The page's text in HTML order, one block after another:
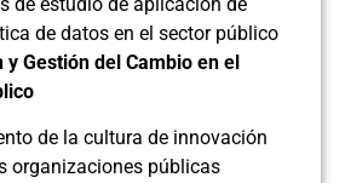
de datos en el sector público
y Gestión del Cambio en el
de la cultura de innovación
organizaciones públicas